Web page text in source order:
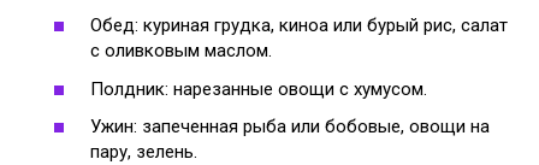
Обед: куриная грудка, киноа или бурый рис, салат
с оливковым маслом.
Полдник: нарезанные овощи с хумусом.
Ужин: запеченная рыба или бобовые, овощи на
пару, зелень.